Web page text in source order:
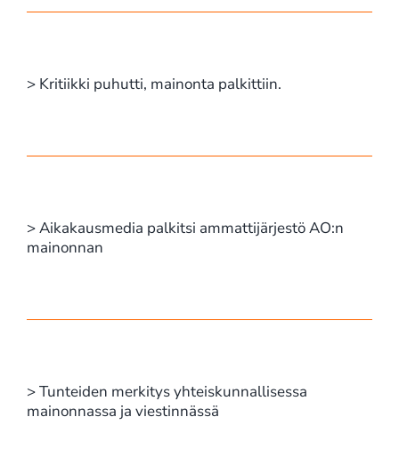
> Kritiikki puhutti, mainonta palkittiin.
> Aikakausmedia palkitsi ammattijärjestö AO:n
mainonnan
> Tunteiden merkitys yhteiskunnallisessa
mainonnassa ja viestinnässä